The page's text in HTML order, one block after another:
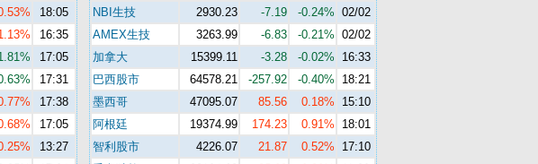
18:05
16:35
17:05
17:31
17:38
17:05
13:27
NBI生技
2930.23 -7.19 -0.24% 02/02
AMEX生技
3263.99 -6.83 -0.21% 02/02
加拿大
15399.11 -3.28 -0.02%
16:33
巴西股市
64578.21 -257.92 -0.40%
18:21
墨西哥
47095.07 85.56 0.18%
15:10
阿根廷
19374.99 174.23 0.91%
18:01
智利股市
4226.07 21.87 0.52%
17:10